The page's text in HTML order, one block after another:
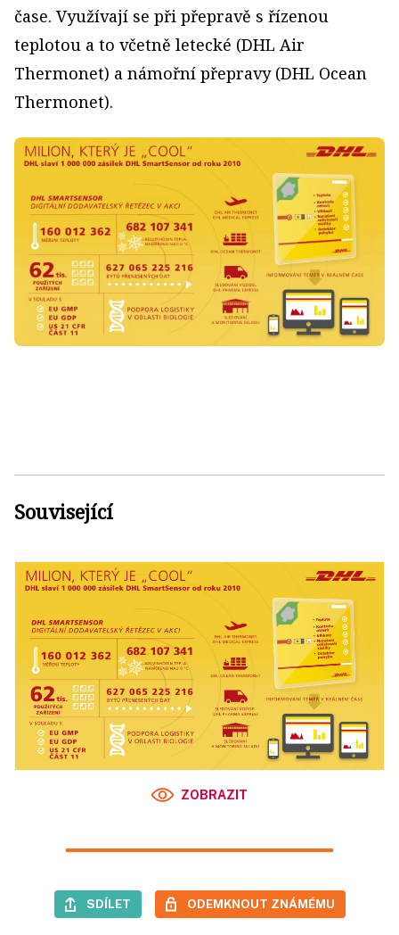
čase. Využívají se při přepravě s řízenou
teplotou a to včetně letecké (DHL Air
Thermonet) a námořní přepravy (DHL Ocean
Thermonet).
Související
ZOBRAZIT
SDÍLET ODEMKNOUT ZNÁMÉMU